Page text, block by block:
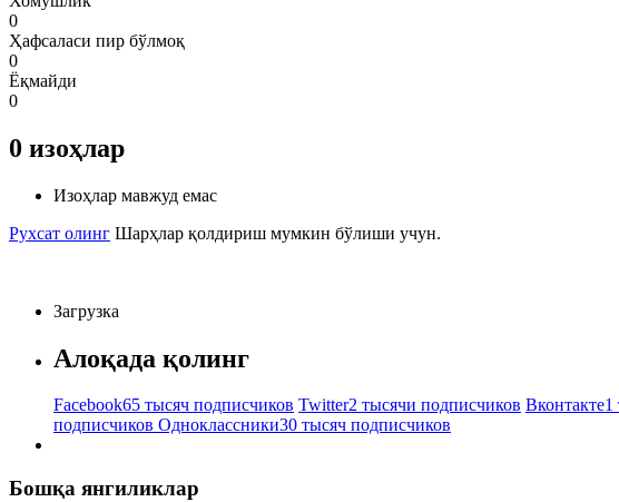
0
Ҳафсаласи пир бўлмоқ
0
Ёқмайди
0
0 изоҳлар
Изоҳлар мавжуд емас
Рухсат олинг Шарҳлар қолдириш мумкин бўлиши учун.
Загрузка
Алоқада қолинг
Facebook65 тысяч подписчиков Twitter2 тысячи подписчиков Вконтакте1
подписчиков Одноклассники30 тысяч подписчиков
Бошқа янгиликлар